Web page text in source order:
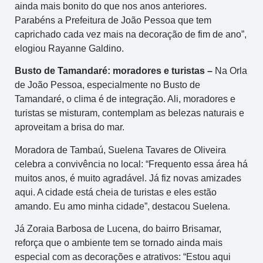
ainda mais bonito do que nos anos anteriores.
Parabéns a Prefeitura de João Pessoa que tem
caprichado cada vez mais na decoração de fim de ano”,
elogiou Rayanne Galdino.
Busto de Tamandaré: moradores e turistas – Na Orla
de João Pessoa, especialmente no Busto de
Tamandaré, o clima é de integração. Ali, moradores e
turistas se misturam, contemplam as belezas naturais e
aproveitam a brisa do mar.
Moradora de Tambaú, Suelena Tavares de Oliveira
celebra a convivência no local: “Frequento essa área há
muitos anos, é muito agradável. Já fiz novas amizades
aqui. A cidade está cheia de turistas e eles estão
amando. Eu amo minha cidade”, destacou Suelena.
Já Zoraia Barbosa de Lucena, do bairro Brisamar,
reforça que o ambiente tem se tornado ainda mais
especial com as decorações e atrativos: “Estou aqui